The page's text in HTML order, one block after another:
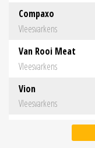
Compaxo
Vleesvarkens
Van Rooi Meat
Vleesvarkens
Vion
Vleesvarkens